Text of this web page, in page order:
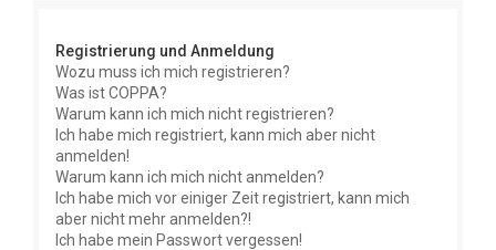
Registrierung und Anmeldung
Wozu muss ich mich registrieren?
Was ist COPPA?
Warum kann ich mich nicht registrieren?
Ich habe mich registriert, kann mich aber nicht
anmelden!
Warum kann ich mich nicht anmelden?
Ich habe mich vor einiger Zeit registriert, kann mich
aber nicht mehr anmelden?!
Ich habe mein Passwort vergessen!